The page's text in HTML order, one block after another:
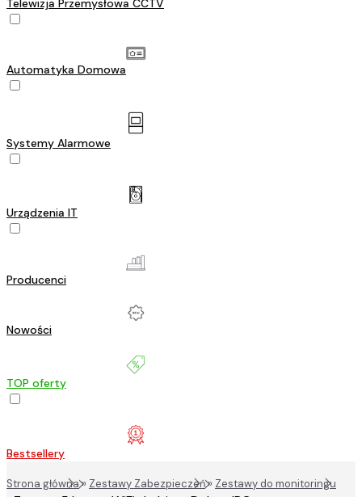
Telewizja Przemysłowa CCTV
Automatyka Domowa
Systemy Alarmowe
Urządzenia IT
Producenci
Nowości
TOP oferty
Bestsellery
Strona główna» Zestawy Zabezpieczeń» Zestawy do monitoringu